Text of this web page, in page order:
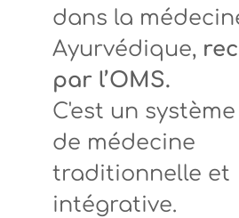
dans la
Ayurvédique,
par l’OMS.
C'est un
de médecine
traditionnelle et
intégrative.